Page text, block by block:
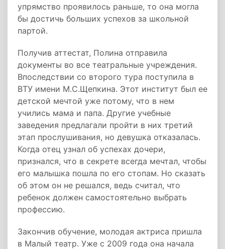
упрямство проявилось раньше, то она могла
бы достичь больших успехов за школьной
партой.
Получив аттестат, Полина отправила
документы во все театральные учреждения.
Впоследствии со второго тура поступила в
ВТУ имени М.С.Щепкина. Этот институт был ее
детской мечтой уже потому, что в нем
учились мама и папа. Другие учебные
заведения предлагали пройти в них третий
этап прослушивания, но девушка отказалась.
Когда отец узнал об успехах дочери,
признался, что в секрете всегда мечтал, чтобы
его малышка пошла по его стопам. Но сказать
об этом он не решался, ведь считал, что
ребенок должен самостоятельно выбрать
профессию.
Закончив обучение, молодая актриса пришла
в Малый театр. Уже с 2009 года она начала